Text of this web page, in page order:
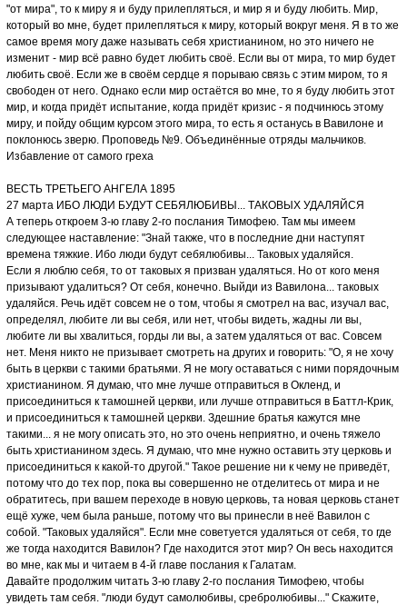
"от мира", то к миру я и буду прилепляться, и мир я и буду любить. Мир,
который во мне, будет прилепляться к миру, который вокруг меня. Я в то же
самое время могу даже называть себя христианином, но это ничего не
изменит - мир всё равно будет любить своё. Если вы от мира, то мир будет
любить своё. Если же в своём сердце я порываю связь с этим миром, то я
свободен от него. Однако если мир остаётся во мне, то я буду любить этот
мир, и когда придёт испытание, когда придёт кризис - я подчинюсь этому
миру, и пойду общим курсом этого мира, то есть я останусь в Вавилоне и
поклонюсь зверю. Проповедь №9. Объединённые отряды мальчиков.
Избавление от самого греха
ВЕСТЬ ТРЕТЬЕГО АНГЕЛА 1895
27 марта ИБО ЛЮДИ БУДУТ СЕБЯЛЮБИВЫ... ТАКОВЫХ УДАЛЯЙСЯ
А теперь откроем 3-ю главу 2-го послания Тимофею. Там мы имеем
следующее наставление: "Знай также, что в последние дни наступят
времена тяжкие. Ибо люди будут себялюбивы... Таковых удаляйся.
Если я люблю себя, то от таковых я призван удаляться. Но от кого меня
призывают удалиться? От себя, конечно. Выйди из Вавилона... таковых
удаляйся. Речь идёт совсем не о том, чтобы я смотрел на вас, изучал вас,
определял, любите ли вы себя, или нет, чтобы видеть, жадны ли вы,
любите ли вы хвалиться, горды ли вы, а затем удаляться от вас. Совсем
нет. Меня никто не призывает смотреть на других и говорить: "О, я не хочу
быть в церкви с такими братьями. Я не могу оставаться с ними порядочным
христианином. Я думаю, что мне лучше отправиться в Окленд, и
присоединиться к тамошней церкви, или лучше отправиться в Баттл-Крик,
и присоединиться к тамошней церкви. Здешние братья кажутся мне
такими... я не могу описать это, но это очень неприятно, и очень тяжело
быть христианином здесь. Я думаю, что мне нужно оставить эту церковь и
присоединиться к какой-то другой." Такое решение ни к чему не приведёт,
потому что до тех пор, пока вы совершенно не отделитесь от мира и не
обратитесь, при вашем переходе в новую церковь, та новая церковь станет
ещё хуже, чем была раньше, потому что вы принесли в неё Вавилон с
собой. "Таковых удаляйся". Если мне советуется удаляться от себя, то где
же тогда находится Вавилон? Где находится этот мир? Он весь находится
во мне, как мы и читаем в 4-й главе послания к Галатам.
Давайте продолжим читать 3-ю главу 2-го послания Тимофею, чтобы
увидеть там себя. "люди будут самолюбивы, сребролюбивы..." Скажите,